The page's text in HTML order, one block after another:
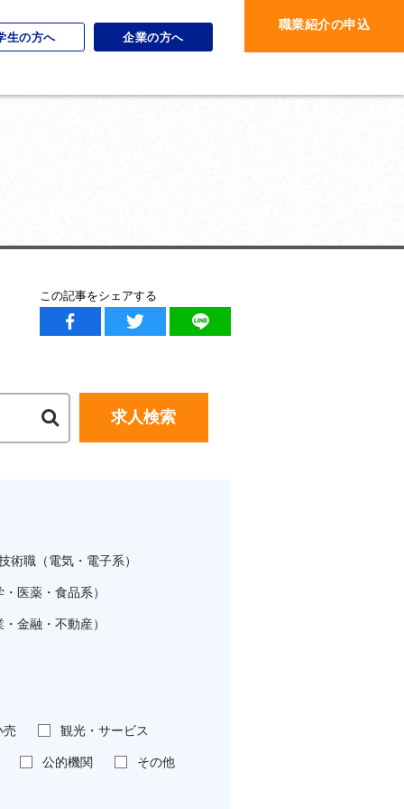
生の方へ 企業の方へ
職業紹介の申込
この記事をシェアする
求人検索
術職（電気・電子系）
医薬・食品系）
金融・不動産）
売 観光・サービス
公的機関 その他